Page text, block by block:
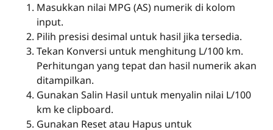
Masukkan nilai MPG (AS) numerik di kolom
input.
Pilih presisi desimal untuk hasil jika tersedia.
Tekan Konversi untuk menghitung L/100 km.
Perhitungan yang tepat dan hasil numerik akan
ditampilkan.
Gunakan Salin Hasil untuk menyalin nilai L/100
km ke clipboard.
Gunakan Reset atau Hapus untuk